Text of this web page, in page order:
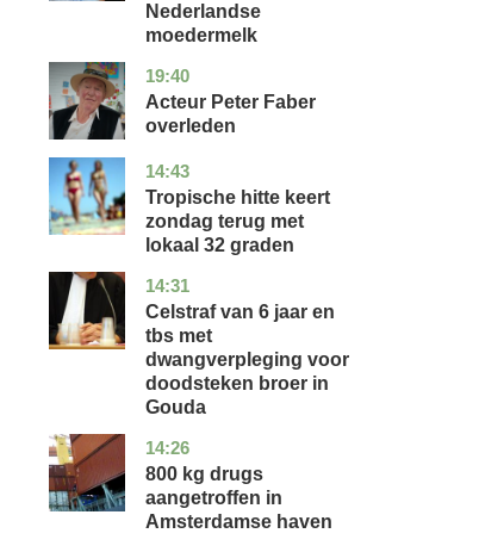
Nederlandse
moedermelk
19:40
noord-
holland
glossy
Acteur Peter Faber
overleden
14:43
utrecht
nieuws
Tropische hitte keert
zondag terug met
lokaal 32 graden
14:31
zuid-
holland
nieuws
Celstraf van 6 jaar en
tbs met
dwangverpleging voor
doodsteken broer in
Gouda
14:26
noord-
holland
nieuws
800 kg drugs
aangetroffen in
Amsterdamse haven